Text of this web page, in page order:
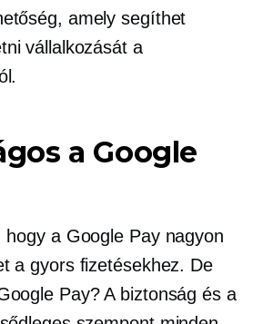
amely segíthet
vállalkozását a
a Google
a Google Pay nagyon
a gyors fizetésekhez. De
Pay? A biztonság és a